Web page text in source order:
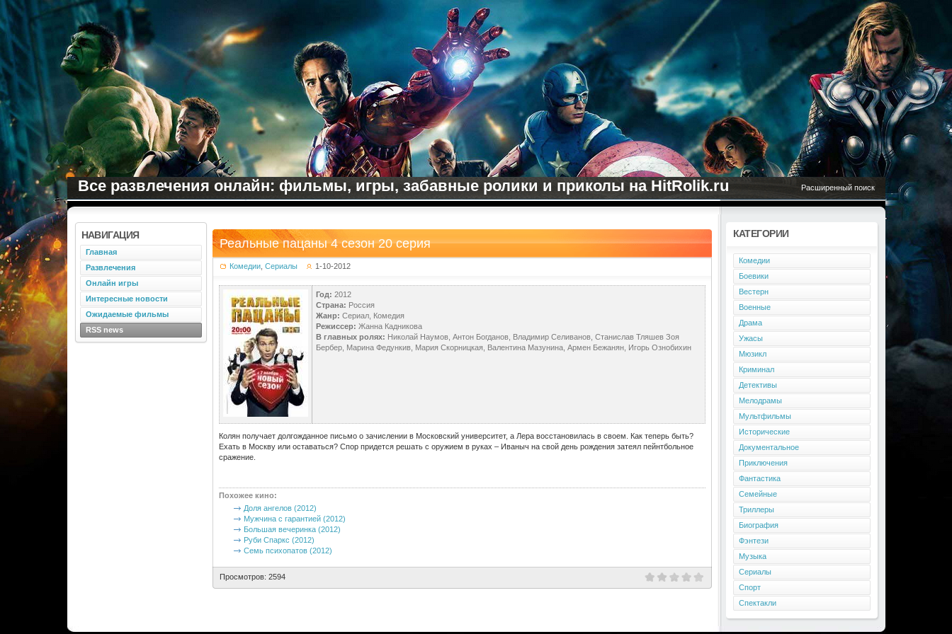
Расширенный поиск
Все развлечения онлайн: фильмы, игры, забавные ролики и приколы на HitRolik.ru
Реальные пацаны 4 сезон 20 серия
Комедии, Сериалы 1-10-2012
Год: 2012
Страна: Россия
Жанр: Сериал, Комедия
Режиссер: Жанна Кадникова
В главных ролях: Николай Наумов, Антон Богданов, Владимир Селиванов, Станислав Тляшев Зоя
Бербер, Марина Федункив, Мария Скорницкая, Валентина Мазунина, Армен Бежанян, Игорь Ознобихин
Колян получает долгожданное письмо о зачислении в Московский университет, а Лера восстановилась в своем. Как теперь быть?
Ехать в Москву или оставаться? Спор придется решать с оружием в руках – Иваныч на свой день рождения затеял пейнтбольное
сражение.
Похожее кино:
Доля ангелов (2012)
Мужчина с гарантией (2012)
Большая вечеринка (2012)
Руби Спаркс (2012)
Семь психопатов (2012)
Просмотров: 2594
КАТЕГОРИИ
Комедии
Боевики
Вестерн
Военные
Драма
Ужасы
Мюзикл
Криминал
Детективы
Мелодрамы
Мультфильмы
Исторические
Документальное
Приключения
Фантастика
Семейные
Триллеры
Биография
Фэнтези
Музыка
Сериалы
Спорт
Спектакли
НАВИГАЦИЯ
Главная
Развлечения
Онлайн игры
Интересные новости
Ожидаемые фильмы
RSS news